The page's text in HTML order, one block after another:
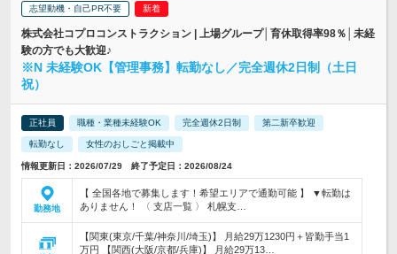
志望動機・自己PR不要
株式会社コプロコンストラクション | 上場グループ│育休取得率98％│未経
験の方でも大歓迎♪
※N 未経験OK【管理事務】転勤なし／完全週休2日制（土日
祝）
正社員 職種・業種未経験OK 完全週休2日制 第二新卒歓迎
転勤なし 女性のおしごと掲載中
情報更新日：2026/07/29 終了予定日：2026/08/24
勤務地
【 全国各地で募集します！希望エリアで通勤可能 】 ▼転勤は
ありません！ 〈 支店一覧 〉 札幌支…
【関東(東京/千葉/神奈川/埼玉)】 月給29万1230円＋皆勤手当1
万円 【関西(大阪/京都/兵庫)】 月給29万13…